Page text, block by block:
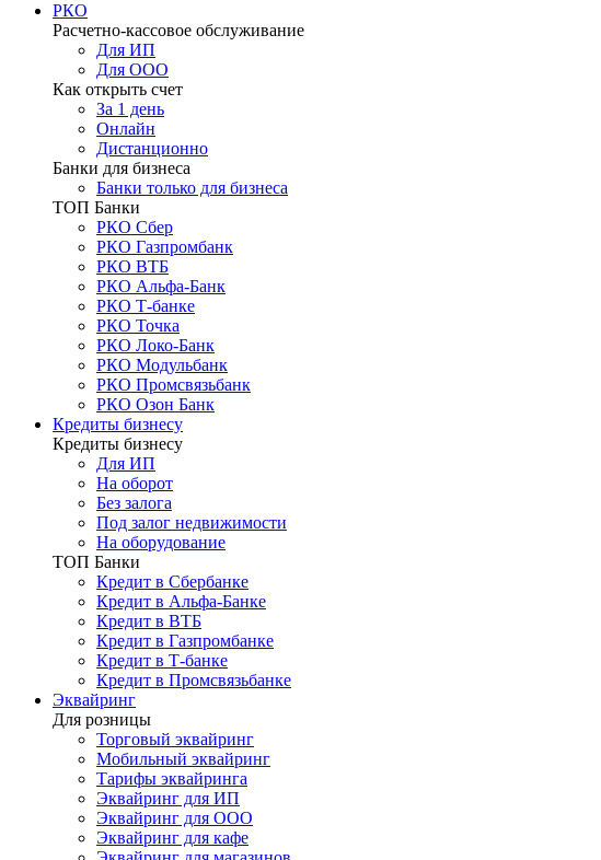
РКО
Расчетно-кассовое обслуживание
Для ИП
Для ООО
Как открыть счет
За 1 день
Онлайн
Дистанционно
Банки для бизнеса
Банки только для бизнеса
ТОП Банки
РКО Сбер
РКО Газпромбанк
РКО ВТБ
РКО Альфа-Банк
РКО Т-банке
РКО Точка
РКО Локо-Банк
РКО Модульбанк
РКО Промсвязьбанк
РКО Озон Банк
Кредиты бизнесу
Кредиты бизнесу
Для ИП
На оборот
Без залога
Под залог недвижимости
На оборудование
ТОП Банки
Кредит в Сбербанке
Кредит в Альфа-Банке
Кредит в ВТБ
Кредит в Газпромбанке
Кредит в Т-банке
Кредит в Промсвязьбанке
Эквайринг
Для розницы
Торговый эквайринг
Мобильный эквайринг
Тарифы эквайринга
Эквайринг для ИП
Эквайринг для ООО
Эквайринг для кафе